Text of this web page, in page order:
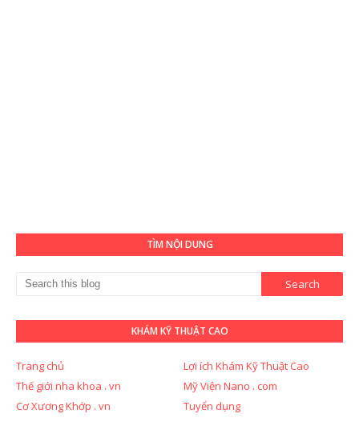
TÌM NỘI DUNG
KHÁM KỸ THUẬT CAO
Trang chủ
Lợi ích Khám Kỹ Thuật Cao
Thế giới nha khoa . vn
Mỹ Viện Nano . com
Cơ Xương Khớp . vn
Tuyển dụng